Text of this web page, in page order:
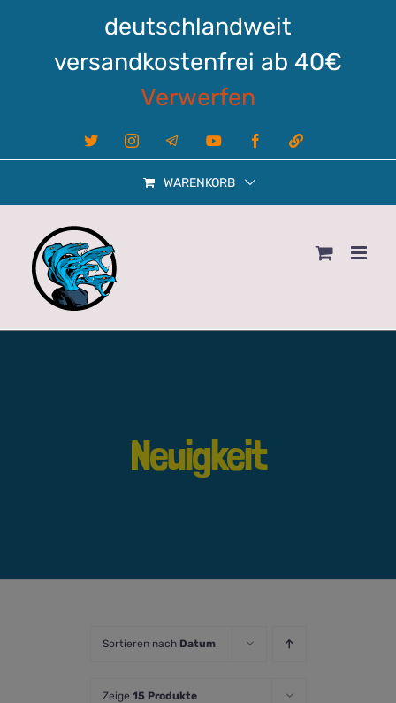
deutschlandweit
versandkostenfrei ab 40€
Verwerfen
X InstagramTelegram YouTube FacebookLinktree
WARENKORB
Neuigkeit
Sortieren nach Datum
Zeige 15 Produkte